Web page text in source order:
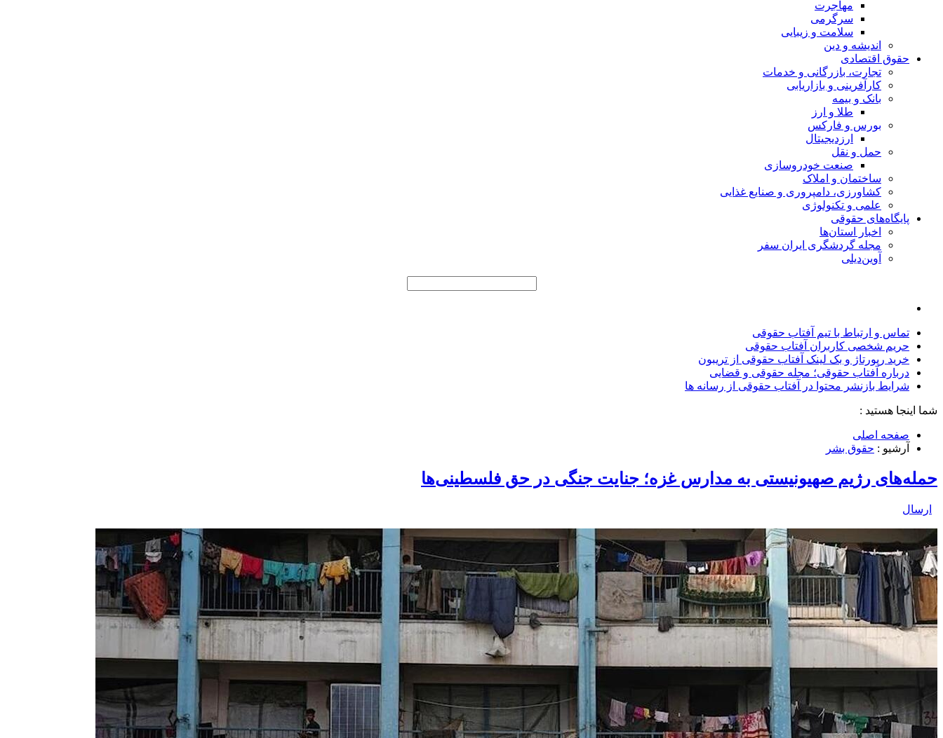
مهاجرت
سرگرمی
سلامت و زیبایی
اندیشه و دین
حقوق اقتصادی
تجارت، بازرگانی و خدمات
کارآفرینی و بازاریابی
بانک و بیمه
طلا و ارز
بورس و فارکس
ارزدیجیتال
حمل و نقل
صنعت خودروسازی
ساختمان و املاک
کشاورزی، دامپروری و صنایع غذایی
علمی و تکنولوژی
پایگاه‌های حقوقی
اخبار استان‌ها
مجله گردشگری ایران سفر
آوین‌دیلی
تماس و ارتباط با تیم آفتاب حقوقی
حریم شخصی کاربران آفتاب حقوقی
خرید رپورتاژ و بک لینک آفتاب حقوقی از تریبون
درباره آفتاب حقوقی؛ مجله حقوقی و قضایی
شرایط بازنشر محتوا در آفتاب حقوقی از رسانه ها
شما اینجا هستید :
صفحه اصلی
آرشیو : حقوق بشر
حمله‌های رژیم صهیونیستی به مدارس غزه؛ جنایت جنگی در حق فلسطینی‌ها
ارسال